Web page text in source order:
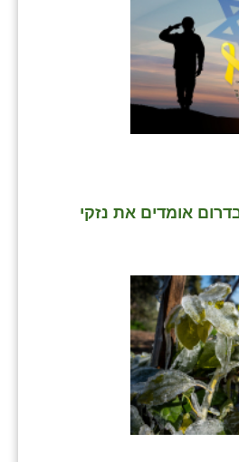
אומדים את נזקי